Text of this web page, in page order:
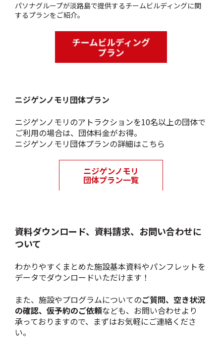
パソナグループが淡路島で提供するチームビルディングに関
するプランをご紹介。
ニジゲンノモリ団体プラン
ニジゲンノモリのアトラクションを10名以上の団体で
ご利用の場合は、団体料金がお得。
ニジゲンノモリ団体プランの詳細はこちら
資料ダウンロード、資料請求、お問い合わせに
ついて
わかりやすくまとめた施設基本資料やパンフレットを
データでダウンロードいただけます！
また、施設やプログラムについてのご質問、空き状況
の確認、仮予約のご依頼なども、お問い合わせより
承っておりますので、まずはお気軽にご連絡くださ
い。